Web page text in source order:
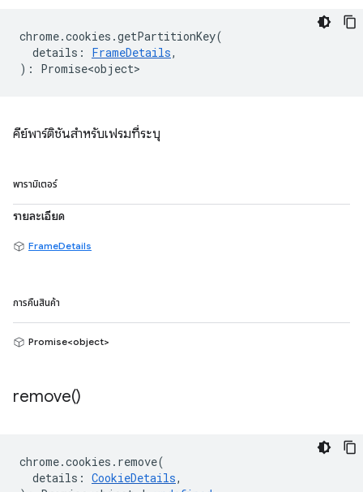
chrome.cookies .getPartitionKey(
details : FrameDetails,
) : Promise<object>
คีย์พาร์ติชันสำหรับเฟรมที่ระบุ
พารามิเตอร์
รายละเอียด
FrameDetails
การคืนสินค้า
Promise<object>
remove()
chrome.cookies . remove(
details : CookieDetails,